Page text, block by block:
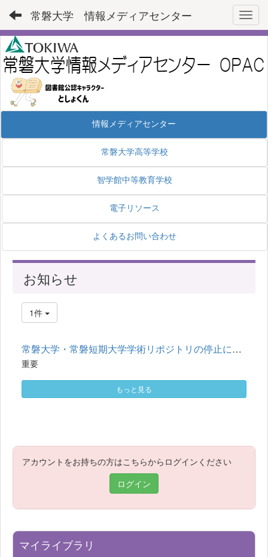
常磐大学 情報メディアセンター
情報メディアセンター
常磐大学高等学校
智学館中等教育学校
電子リソース
よくあるお問い合わせ
お知らせ
1件
常磐大学・常磐短期大学学術リポジトリの停止について
重要
もっと見る
アカウントをお持ちの方はこちらからログインください
ログイン
マイライブラリ